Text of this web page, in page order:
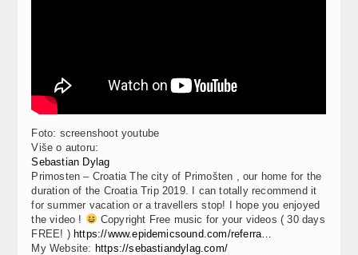
Foto: screenshoot youtube
Više o autoru:
Sebastian Dylag
Primosten – Croatia The city of Primošten , our home for the
duration of the Croatia Trip 2019. I can totally recommend it
for summer vacation or a travellers stop! I hope you enjoyed
the video !
Copyright Free music for your videos ( 30 days
FREE! ) https://www.epidemicsound.com/referra…
My Website: https://sebastiandylag.com/